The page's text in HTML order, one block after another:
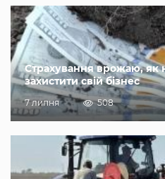
Страхування врожаю, як
захистити свій бізнес
7 липня 508